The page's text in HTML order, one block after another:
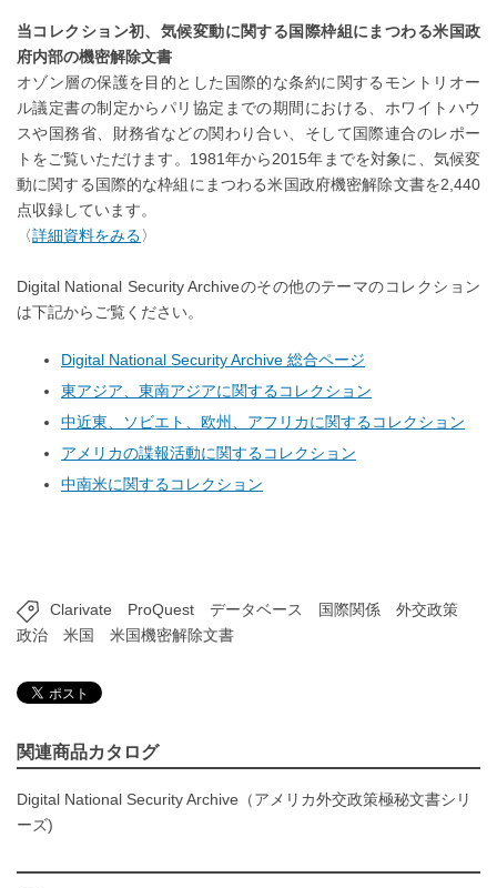
当コレクション初、気候変動に関する国際枠組にまつわる米国政
府内部の機密解除文書
オゾン層の保護を目的とした国際的な条約に関するモントリオー
ル議定書の制定からパリ協定までの期間における、ホワイトハウ
スや国務省、財務省などの関わり合い、そして国際連合のレポー
トをご覧いただけます。1981年から2015年までを対象に、気候変
動に関する国際的な枠組にまつわる米国政府機密解除文書を2,440
点収録しています。
〈詳細資料をみる〉
Digital National Security Archiveのその他のテーマのコレクション
は下記からご覧ください。
Digital National Security Archive 総合ページ
東アジア、東南アジアに関するコレクション
中近東、ソビエト、欧州、アフリカに関するコレクション
アメリカの諜報活動に関するコレクション
中南米に関するコレクション
Clarivate ProQuest データベース 国際関係
外交政策
政治
米国 米国機密解除文書
関連商品カタログ
Digital National Security Archive（アメリカ外交政策極秘文書シリ
ーズ)